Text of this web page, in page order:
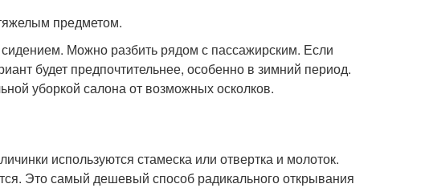
предметом.
Можно разбить рядом с пассажирским. Если
будет предпочтительнее, особенно в зимний период.
уборкой салона от возможных осколков.
используются стамеска или отвертка и молоток.
Это самый дешевый способ радикального открывания